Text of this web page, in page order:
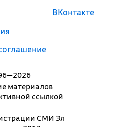
материалов
ссылкой
СМИ Эл
ВКонтакте